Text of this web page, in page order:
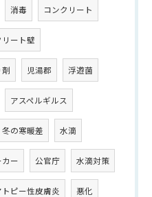
消毒 コンクリート
リート壁
児湯郡 浮遊菌
アスペルギルス
冬の寒暖差 水滴
ー 公官庁 水滴対策
トピー性皮膚炎 悪化